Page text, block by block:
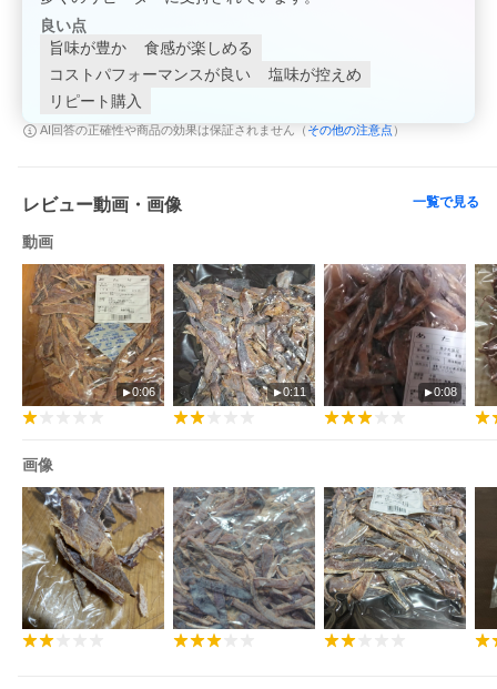
良い点
旨味が豊か
食感が楽しめる
コストパフォーマンスが良い
塩味が控えめ
リピート購入
AI回答の正確性や商品の効果は保証されません（ その他の注意点 ）
レビュー動画・画像 一覧で見る
動画
0:06 0:11 0:08
画像